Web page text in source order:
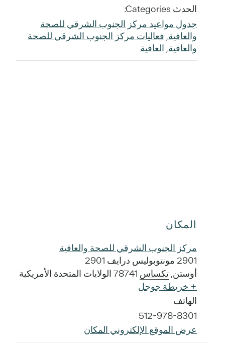
الحدث Categories:
جدول مواعيد مركز الجنوب الشرقي للصحة
والعافية, فعاليات مركز الجنوب الشرقي للصحة
والعافية, العافية
المكان
مركز الجنوب الشرقي للصحة والعافية
2901 مونتوبوليس درايف 2901
أوستن, تكساس 78741 الولايات المتحدة الأمريكية
+ خريطة جوجل
الهاتف
512-978-8301
عرض الموقع الإلكتروني المكان